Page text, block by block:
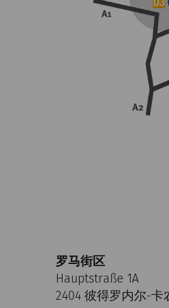
罗马街区
Hauptstraße 1A
2404 彼得罗内尔-卡